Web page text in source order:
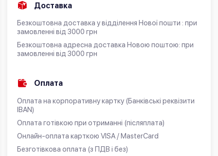
Доставка
Безкоштовна доставка у відділення Нової пошти : при
замовленні від 3000 грн
Безкоштовна адресна доставка Новою поштою: при
замовленні від 3000 грн
Оплата
Оплата на корпоративну картку (Банківські реквізити
IBAN)
Оплата готівкою при отриманні (післяплата)
Онлайн-оплата карткою VISA / MasterCard
Безготівкова оплата (з ПДВ і без)